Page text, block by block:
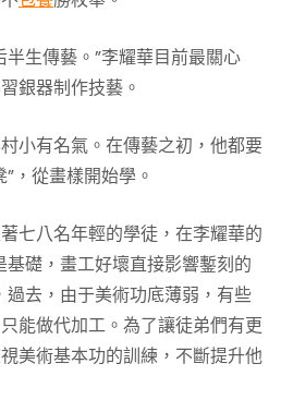
生傳藝。”李耀華目前最關心
銀器制作技藝。
小有名氣。在傳藝之初，他都要
，從畫樣開始學。
七八名年輕的學徒，在李耀華的
礎，畫工好壞直接影響鏨刻的
過去，由于美術功底薄弱，有些
能做代加工。為了讓徒弟們有更
美術基本功的訓練，不斷提升他